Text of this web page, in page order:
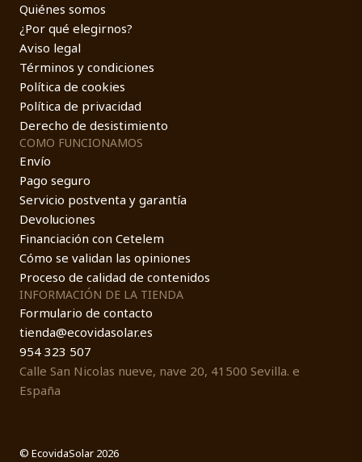
Quiénes somos
¿Por qué elegirnos?
Aviso legal
Términos y condiciones
Política de cookies
Política de privacidad
Derecho de desistimiento
COMO FUNCIONAMOS
Envío
Pago seguro
Servicio postventa y garantía
Devoluciones
Financiación con Cetelem
Cómo se validan las opiniones
Proceso de calidad de contenidos
INFORMACIÓN DE LA TIENDA
Formulario de contacto
tienda@ecovidasolar.es
954 323 507
Calle San Nicolas nueve, nave 20, 41500 Sevilla. e
España
© EcovidaSolar 2026